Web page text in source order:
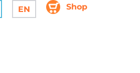
EN
Shop